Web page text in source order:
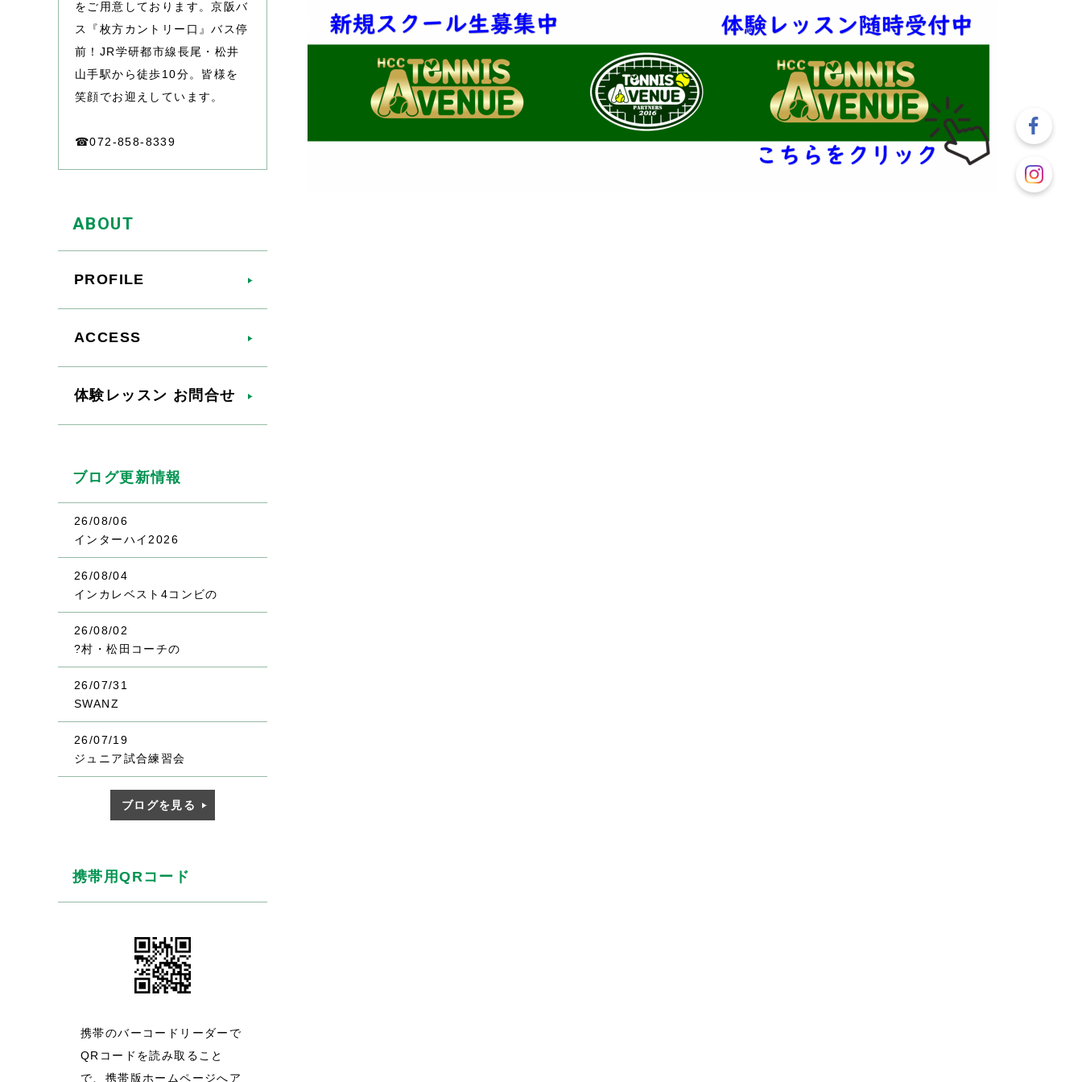
をご用意しております。京阪バ
ス『枚方カントリー口』バス停
前！JR学研都市線長尾・松井
山手駅から徒歩10分。皆様を
笑顔でお迎えしています。
☎072-858-8339
ABOUT
PROFILE
ACCESS
体験レッスン お問合せ
ブログ更新情報
26/08/06
インターハイ2026
26/08/04
インカレベスト4コンビの
26/08/02
?村・松田コーチの
26/07/31
SWANZ
26/07/19
ジュニア試合練習会
ブログを見る
携帯用QRコード
携帯のバーコードリーダーで
QRコードを読み取ること
で、携帯版ホームページへア